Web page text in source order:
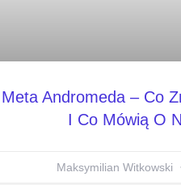
Meta Andromeda – Co
I Co Mówią O
Maksymilian Witkowski